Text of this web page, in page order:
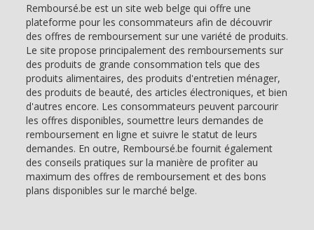
Remboursé.be est un site web belge qui offre une
plateforme pour les consommateurs afin de découvrir
des offres de remboursement sur une variété de produits.
Le site propose principalement des remboursements sur
des produits de grande consommation tels que des
produits alimentaires, des produits d'entretien ménager,
des produits de beauté, des articles électroniques, et bien
d'autres encore. Les consommateurs peuvent parcourir
les offres disponibles, soumettre leurs demandes de
remboursement en ligne et suivre le statut de leurs
demandes. En outre, Remboursé.be fournit également
des conseils pratiques sur la manière de profiter au
maximum des offres de remboursement et des bons
plans disponibles sur le marché belge.